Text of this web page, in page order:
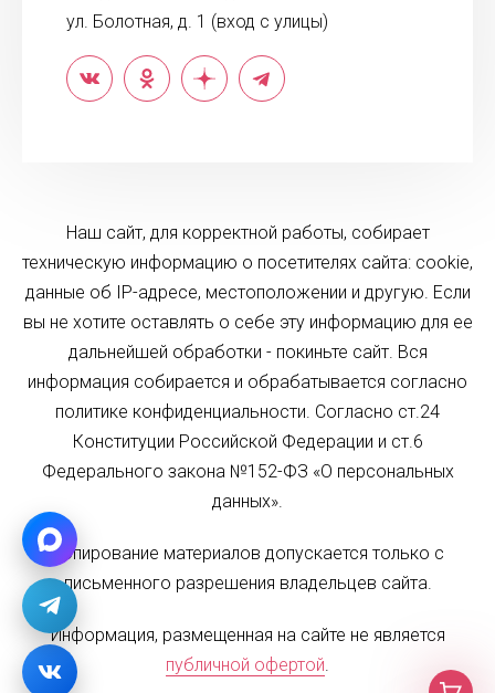
ул. Болотная, д. 1 (вход с улицы)
Наш сайт, для корректной работы, собирает
техническую информацию о посетителях сайта: cookie,
данные об IP-адресе, местоположении и другую. Если
вы не хотите оставлять о себе эту информацию для ее
дальнейшей обработки - покиньте сайт. Вся
информация собирается и обрабатывается согласно
политике конфиденциальности. Согласно ст.24
Конституции Российской Федерации и ст.6
Федерального закона №152-ФЗ «О персональных
данных».
Копирование материалов допускается только с
письменного разрешения владельцев сайта.
Информация, размещенная на сайте не является
публичной офертой